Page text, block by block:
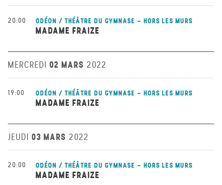
20:00 ODÉON / THÉÂTRE DU GYMNASE - HORS LES MURS
MADAME FRAIZE
MERCREDI 02 MARS 2022
19:00 ODÉON / THÉÂTRE DU GYMNASE - HORS LES MURS
MADAME FRAIZE
JEUDI 03 MARS 2022
20:00 ODÉON / THÉÂTRE DU GYMNASE - HORS LES MURS
MADAME FRAIZE